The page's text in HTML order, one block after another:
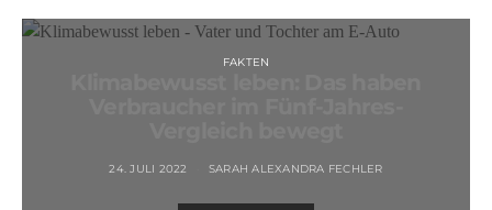
FAKTEN
24. JULI 2022 SARAH ALEXANDRA FECHLER